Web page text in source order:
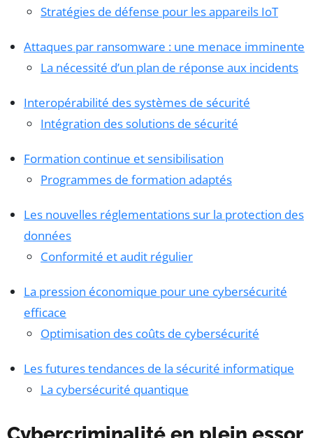
Stratégies de défense pour les appareils IoT
Attaques par ransomware : une menace imminente
La nécessité d’un plan de réponse aux incidents
Interopérabilité des systèmes de sécurité
Intégration des solutions de sécurité
Formation continue et sensibilisation
Programmes de formation adaptés
Les nouvelles réglementations sur la protection des
données
Conformité et audit régulier
La pression économique pour une cybersécurité
efficace
Optimisation des coûts de cybersécurité
Les futures tendances de la sécurité informatique
La cybersécurité quantique